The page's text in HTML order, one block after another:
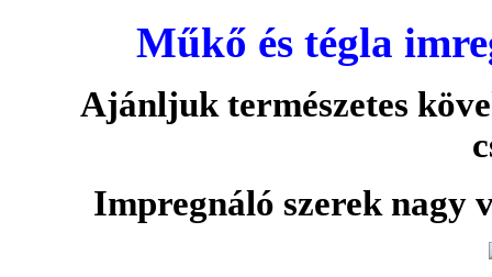
Műkő és tégla
Ajánljuk természetes
Impregnáló szerek